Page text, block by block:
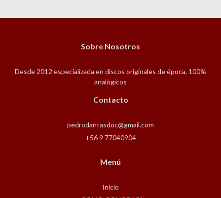
Sobre Nosotros
Desde 2012 especializada en discos originales de época, 100%
analógicos
Contacto
pedrodantasdoc@gmail.com
+56 9 77040904
Menú
Inicio